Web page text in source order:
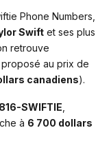
Phone Numbers,
Swift et ses plus
retrouve
, proposé au prix de
canadiens).
816-SWIFTIE
à 6 700 dollars